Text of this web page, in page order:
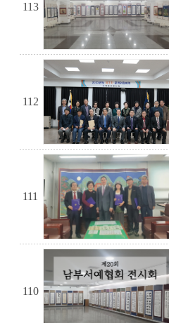
113
112
111
110